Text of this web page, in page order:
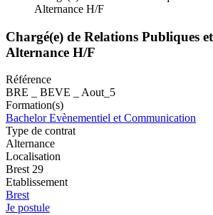
Alternance H/F
Chargé(e) de Relations Publiques
Alternance H/F
Référence
BRE _ BEVE _ Aout_5
Formation(s)
Bachelor Evènementiel et Communication
Type de contrat
Alternance
Localisation
Brest 29
Etablissement
Brest
Je postule